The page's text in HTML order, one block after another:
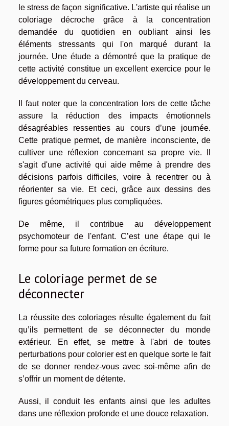
le stress de façon significative. L'artiste qui réalise un
coloriage décroche grâce à la concentration
demandée du quotidien en oubliant ainsi les
éléments stressants qui l'on marqué durant la
journée. Une étude a démontré que la pratique de
cette activité constitue un excellent exercice pour le
développement du cerveau.
Il faut noter que la concentration lors de cette tâche
assure la réduction des impacts émotionnels
désagréables ressenties au cours d’une journée.
Cette pratique permet, de manière inconsciente, de
cultiver une réflexion concernant sa propre vie. Il
s'agit d'une activité qui aide même à prendre des
décisions parfois difficiles, voire à recentrer ou à
réorienter sa vie. Et ceci, grâce aux dessins des
figures géométriques plus compliquées.
De même, il contribue au développement
psychomoteur de l'enfant. C’est une étape qui le
forme pour sa future formation en écriture.
Le coloriage permet de se
déconnecter
La réussite des coloriages résulte également du fait
qu’ils permettent de se déconnecter du monde
extérieur. En effet, se mettre à l'abri de toutes
perturbations pour colorier est en quelque sorte le fait
de se donner rendez-vous avec soi-même afin de
s’offrir un moment de détente.
Aussi, il conduit les enfants ainsi que les adultes
dans une réflexion profonde et une douce relaxation.